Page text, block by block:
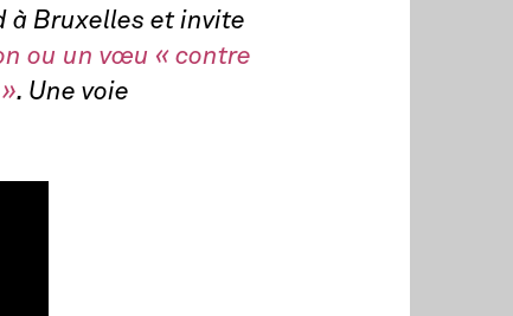
à Bruxelles et invite
ou un vœu « contre
. Une voie